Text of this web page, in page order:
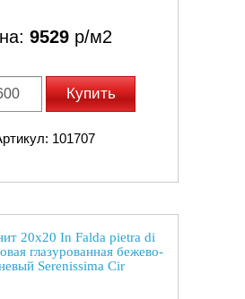
9529 р/м2
Купить
101707
20x20 In Falda pietra di
глазурованная бежево-
Serenissima Cir